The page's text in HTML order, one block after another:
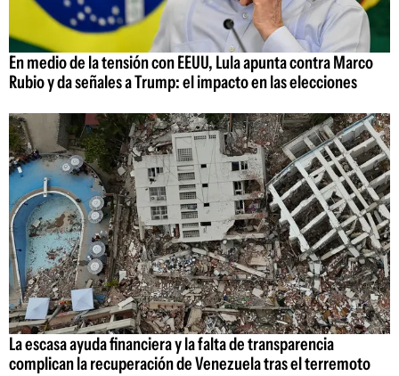
En medio de la tensión con EEUU, Lula apunta contra Marco
Rubio y da señales a Trump: el impacto en las elecciones
La escasa ayuda financiera y la falta de transparencia
complican la recuperación de Venezuela tras el terremoto